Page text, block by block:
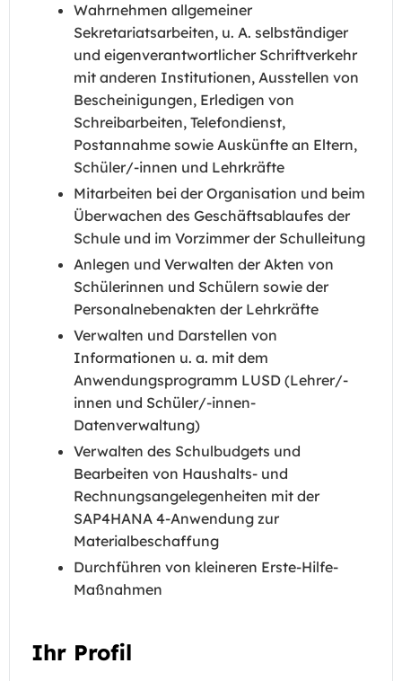
Wahrnehmen allgemeiner
Sekretariatsarbeiten, u. A. selbständiger
und eigenverantwortlicher Schriftverkehr
mit anderen Institutionen, Ausstellen von
Bescheinigungen, Erledigen von
Schreibarbeiten, Telefondienst,
Postannahme sowie Auskünfte an Eltern,
Schüler/-innen und Lehrkräfte
Mitarbeiten bei der Organisation und beim
Überwachen des Geschäftsablaufes der
Schule und im Vorzimmer der Schulleitung
Anlegen und Verwalten der Akten von
Schülerinnen und Schülern sowie der
Personalnebenakten der Lehrkräfte
Verwalten und Darstellen von
Informationen u. a. mit dem
Anwendungsprogramm LUSD (Lehrer/-
innen und Schüler/-innen-
Datenverwaltung)
Verwalten des Schulbudgets und
Bearbeiten von Haushalts- und
Rechnungsangelegenheiten mit der
SAP4HANA 4-Anwendung zur
Materialbeschaffung
Durchführen von kleineren Erste-Hilfe-
Maßnahmen
Ihr Profil